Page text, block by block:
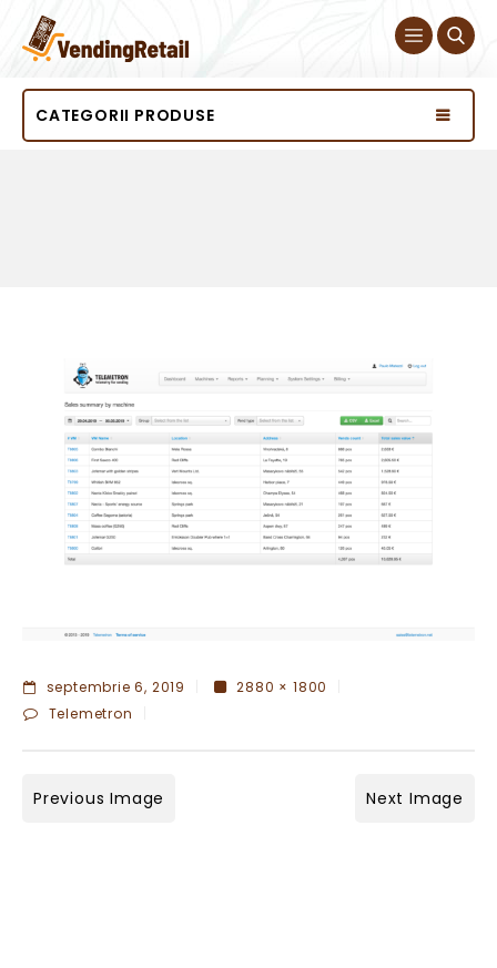
CATEGORII PRODUSE
septembrie 6, 2019
2880 × 1800
Telemetron
Previous Image Next Image